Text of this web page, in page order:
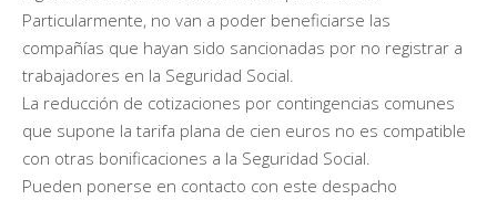
Particularmente, no van a poder beneficiarse las
compañías que hayan sido sancionadas por no registrar a
trabajadores en la Seguridad Social.
La reducción de cotizaciones por contingencias comunes
que supone la tarifa plana de cien euros no es compatible
con otras bonificaciones a la Seguridad Social.
Pueden ponerse en contacto con este despacho